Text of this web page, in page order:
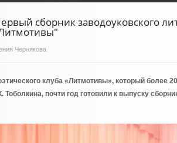
сборник заводоуковского
Чернякова
клуба «Литмотивы», который более
Тоболкина, почти год готовили к выпуску